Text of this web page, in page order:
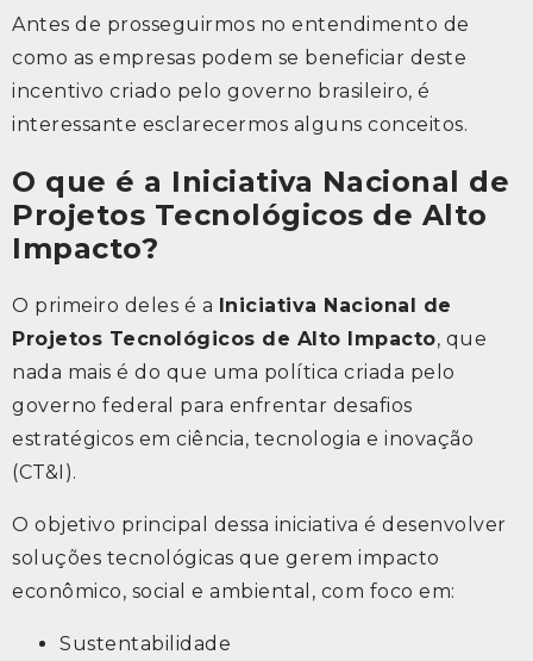
Antes de prosseguirmos no entendimento de
como as empresas podem se beneficiar deste
incentivo criado pelo governo brasileiro, é
interessante esclarecermos alguns conceitos.
O que é a Iniciativa Nacional de
Projetos Tecnológicos de Alto
Impacto?
O primeiro deles é a Iniciativa Nacional de
Projetos Tecnológicos de Alto Impacto, que
nada mais é do que uma política criada pelo
governo federal para enfrentar desafios
estratégicos em ciência, tecnologia e inovação
(CT&I).
O objetivo principal dessa iniciativa é desenvolver
soluções tecnológicas que gerem impacto
econômico, social e ambiental, com foco em:
Sustentabilidade